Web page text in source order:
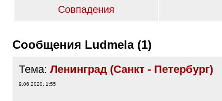
Совпадения
Сообщения Ludmela (1)
Тема: Ленинград (Санкт - Петербург)
9.06.2020, 1:55